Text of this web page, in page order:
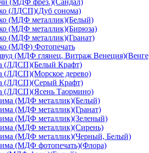
(МДФ фрез.)(Сандал)
(ЛДСП)(Дуб сонома)
(МДФ металлик)(Белый)
(МДФ металлик)(Бирюза)
(МДФ металлик)(Гранат)
(МДФ) Фотопечать
(МДФ глянец, Витраж
(ЛДСП)(Белый Крафт)
(ЛДСП)(Морское дерево)
(ЛДСП)(Серый Крафт)
(ЛДСП)(Ясень Таормино)
(МДФ металлик)(Белый)
(МДФ металлик)(Гранат)
(МДФ металлик)(Зеленый)
(МДФ металлик)(Сирень)
(МДФ металлик)(Черный, Белый)
(МДФ фотопечать)(Флора)